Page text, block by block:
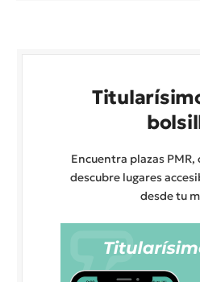
Encuentra plazas
descubre lugares
desde tu